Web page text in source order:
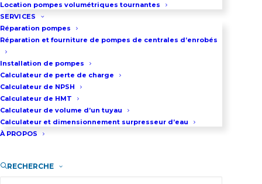
Location pompes volumétriques tournantes
SERVICES
Réparation pompes
Réparation et fourniture de pompes de centrales d’enrobés
Installation de pompes
Calculateur de perte de charge
Calculateur de NPSH
Calculateur de HMT
Calculateur de volume d’un tuyau
Calculateur et dimensionnement surpresseur d’eau
À PROPOS
RECHERCHE
Groupe motopompe Atlas
Copco VAR 8 – Puissance et
fiabilité extrêmes
Legroupe motopompe
Copco VAR 8 définit de nouveaux
pompage thermique gros débit